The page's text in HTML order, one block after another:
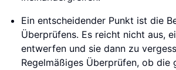
Ein entscheidender Punkt ist die
Überprüfens. Es reicht nicht aus,
entwerfen und sie dann zu
Regelmäßiges Überprüfen, ob die